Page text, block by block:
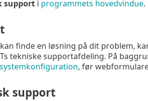
supporti programmets hovedvindue.
finde en løsning på dit problem,
tekniske supportafdeling. På
, før
support